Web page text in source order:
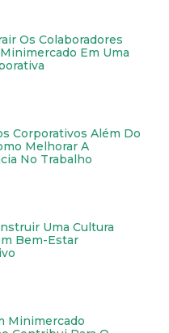
Os Colaboradores
Em Uma
Corporativos Além Do
Melhorar A
No Trabalho
Uma Cultura
Bem-Estar
Minimercado